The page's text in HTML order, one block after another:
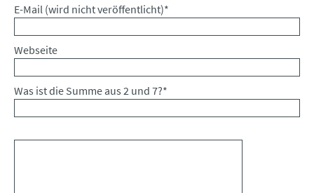
Pflichtfeld
E-Mail (wird nicht veröffentlicht)*
Webseite
Was ist die Summe aus 2 und 7?*